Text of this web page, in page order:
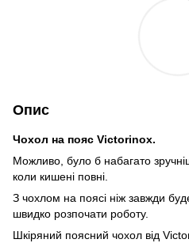
Опис
Чохол на пояс Victorinox.
Можливо, було б набагато
коли кишені повні.
З чохлом на поясі ніж завжди
швидко розпочати роботу.
Шкіряний поясний чохол від